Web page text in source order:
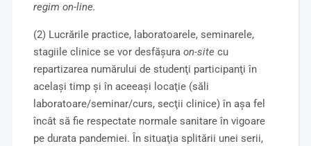
regim on-line.
(2) Lucrările practice, laboratoarele, seminarele,
stagiile clinice se vor desfăşura on-site cu
repartizarea numărului de studenţi participanţi în
acelaşi timp şi în aceeaşi locaţie (săli
laboratoare/seminar/curs, secţii clinice) în aşa fel
încât să fie respectate normale sanitare în vigoare
pe durata pandemiei. În situaţia splitării unei serii,